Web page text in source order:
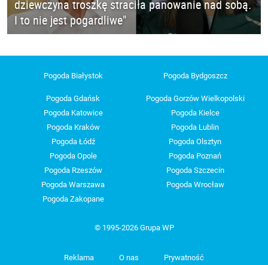
dziewczyna troszkę straciła panowanie nad sobą.
I to nie jest pogardliwe"
Pogoda Białystok Pogoda Bydgoszcz
Pogoda Gdańsk
Pogoda Gorzów Wielkopolski
Pogoda Katowice
Pogoda Kielce
Pogoda Kraków
Pogoda Lublin
Pogoda Łódź
Pogoda Olsztyn
Pogoda Opole
Pogoda Poznań
Pogoda Rzeszów
Pogoda Szczecin
Pogoda Warszawa
Pogoda Wrocław
Pogoda Zakopane
© 1995-2026 Grupa WP
Reklama O nas Prywatność